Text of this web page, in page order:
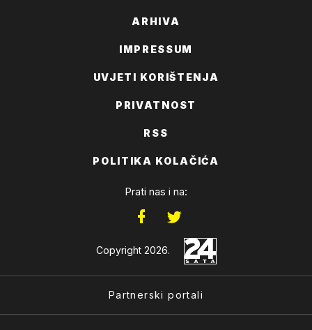
ARHIVA
IMPRESSUM
UVJETI KORIŠTENJA
PRIVATNOST
RSS
POLITIKA KOLAČIĆA
Prati nas i na:
Copyright 2026.
Partnerski portali